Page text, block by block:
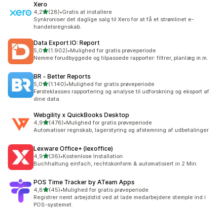
Xero
4,2ud af 5 stjerner
(28)
28 anmeldelser i alt
•Gratis at installere
Synkroniser det daglige salg til Xero for at få et strømlinet e-
handelsregnskab.
Data Export IO: Report
5,0ud af 5 stjerner
(1.902)
1902 anmeldelser i alt
•Mulighed for gratis prøveperiode
Nemme forudbyggede og tilpassede rapporter: filtrer, planlæg m.m.
BR ‑ Better Reports
5,0ud af 5 stjerner
(1.140)
1140 anmeldelser i alt
•Mulighed for gratis prøveperiode
Førsteklasses rapportering og analyse til udforskning og eksport af
dine data.
Webgility x QuickBooks Desktop
4,9ud af 5 stjerner
(476)
476 anmeldelser i alt
•Mulighed for gratis prøveperiode
Automatiser regnskab, lagerstyring og afstemning af udbetalinger
Lexware Office+ (lexoffice)
4,9ud af 5 stjerner
(36)
36 anmeldelser i alt
•Kostenlose Installation
Buchhaltung einfach, rechtskonform & automatisiert in 2 Min.
POS Time Tracker by ATeam Apps
4,8ud af 5 stjerner
(45)
45 anmeldelser i alt
•Mulighed for gratis prøveperiode
Registrer nemt arbejdstid ved at lade medarbejdere stemple ind i
POS-systemet.